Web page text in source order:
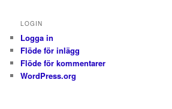
LOGIN
Logga in
Flöde för inlägg
Flöde för kommentarer
WordPress.org